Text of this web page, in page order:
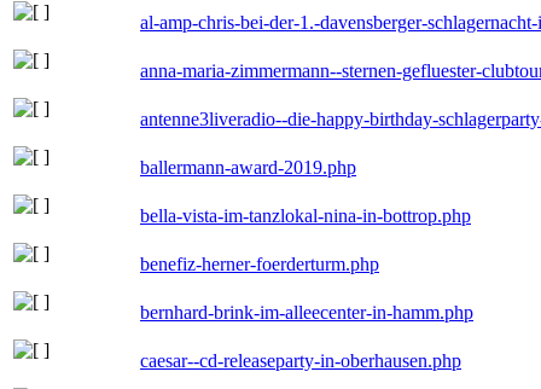
al-amp-chris-bei-der-1.-davensberger-
anna-maria-zimmermann--sternen-gefluester-
antenne3liveradio--die-happy-birthday-
ballermann-award-2019.php
bella-vista-im-tanzlokal-nina-in-bottrop.php
benefiz-herner-foerderturm.php
bernhard-brink-im-alleecenter-in-hamm.php
caesar--cd-releaseparty-in-oberhausen.php